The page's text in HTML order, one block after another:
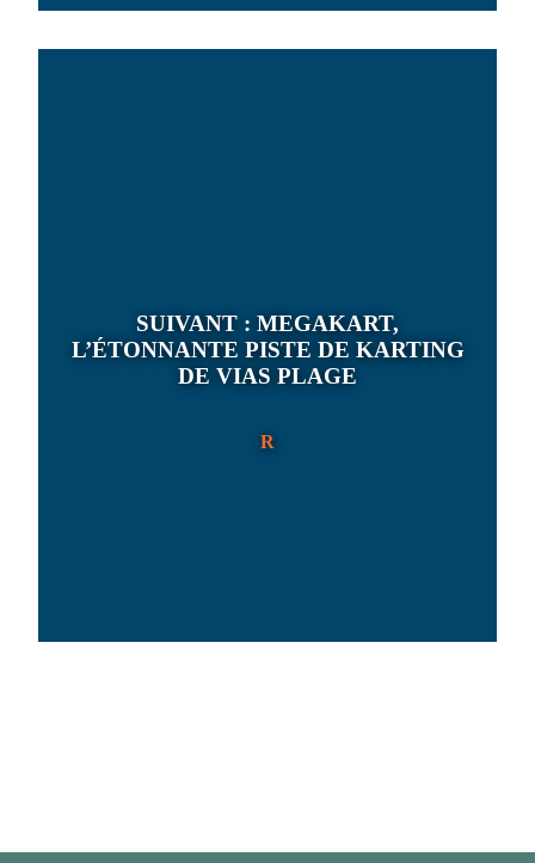
SUIVANT : MEGAKART,
L’ÉTONNANTE PISTE DE KARTING
DE VIAS PLAGE